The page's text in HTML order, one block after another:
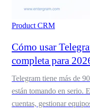
Product CRM
Cómo usar
completa para
Telegram tiene más de
están tomando en serio.
cuentas, gestionar